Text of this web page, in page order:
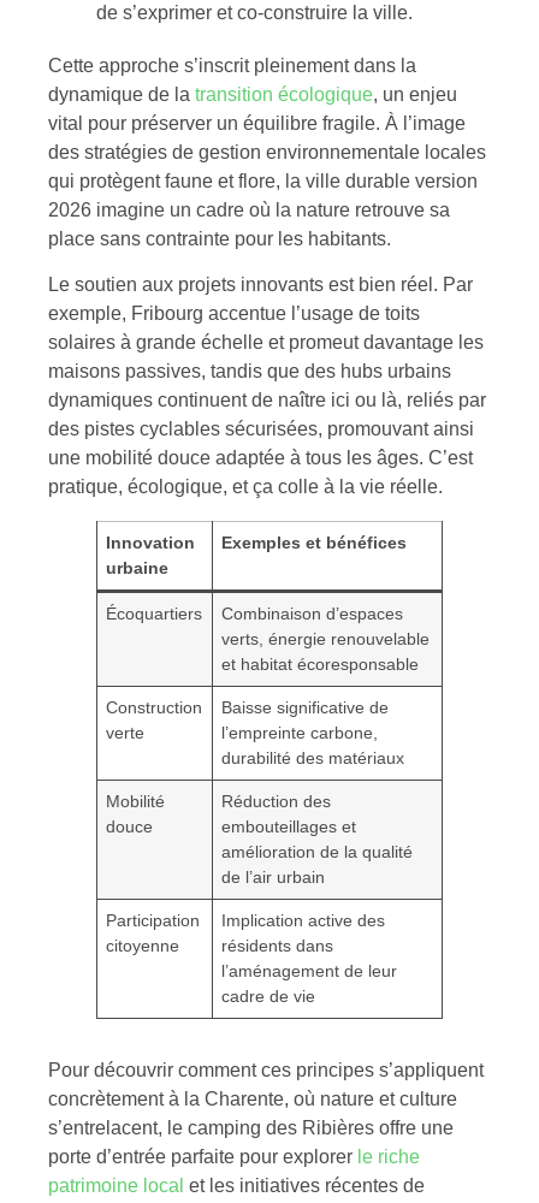
de s’exprimer et co-construire la ville.
Cette approche s’inscrit pleinement dans la
dynamique de la transition écologique, un enjeu
vital pour préserver un équilibre fragile. À l’image
des stratégies de gestion environnementale locales
qui protègent faune et flore, la ville durable version
2026 imagine un cadre où la nature retrouve sa
place sans contrainte pour les habitants.
Le soutien aux projets innovants est bien réel. Par
exemple, Fribourg accentue l’usage de toits
solaires à grande échelle et promeut davantage les
maisons passives, tandis que des hubs urbains
dynamiques continuent de naître ici ou là, reliés par
des pistes cyclables sécurisées, promouvant ainsi
une mobilité douce adaptée à tous les âges. C’est
pratique, écologique, et ça colle à la vie réelle.
Innovation
urbaine
Exemples et bénéfices
Écoquartiers
Combinaison d’espaces
verts, énergie renouvelable
et habitat écoresponsable
Construction
verte
Baisse significative de
l’empreinte carbone,
durabilité des matériaux
Mobilité
douce
Réduction des
embouteillages et
amélioration de la qualité
de l’air urbain
Participation
citoyenne
Implication active des
résidents dans
l’aménagement de leur
cadre de vie
Pour découvrir comment ces principes s’appliquent
concrètement à la Charente, où nature et culture
s’entrelacent, le camping des Ribières offre une
porte d’entrée parfaite pour explorer le riche
patrimoine local et les initiatives récentes de